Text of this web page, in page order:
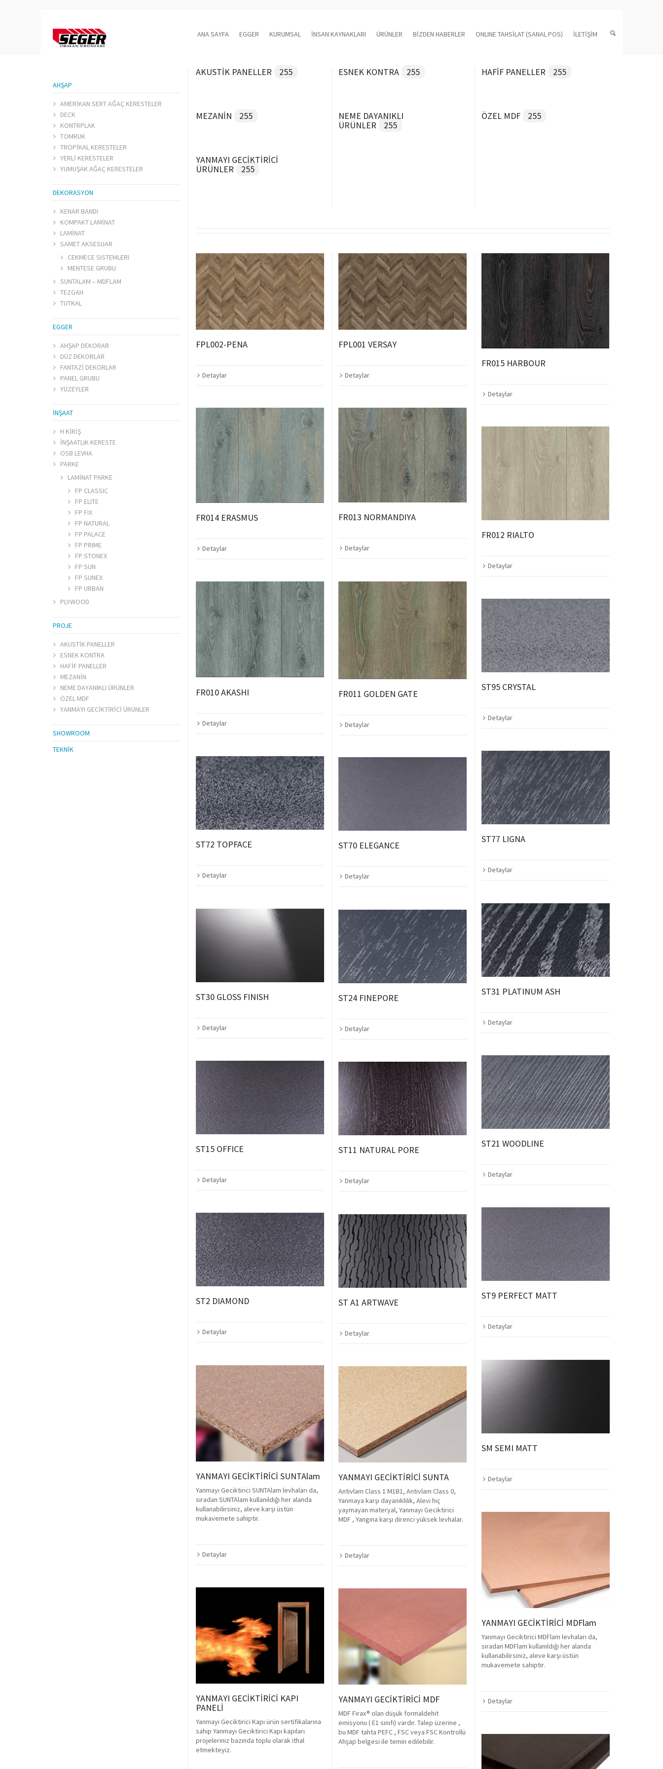
ANA SAYFA EGGER KURUMSAL İNSAN KAYNAKLARI ÜRÜNLER BİZDEN HABERLER ONLINE TAHSİLAT (SANAL POS) İLETİŞİM
AHŞAP
AMERİKAN SERT AĞAÇ KERESTELER
DECK
KONTRPLAK
TOMRUK
TROPİKAL KERESTELER
YERLİ KERESTELER
YUMUŞAK AĞAÇ KERESTELER
DEKORASYON
KENAR BANDI
KOMPAKT LAMİNAT
LAMİNAT
SAMET AKSESUAR
CEKMECE SISTEMLERI
MENTESE GRUBU
SUNTALAM – MDFLAM
TEZGAH
TUTKAL
EGGER
AHŞAP DEKORAR
DÜZ DEKORLAR
FANTAZİ DEKORLAR
PANEL GRUBU
YÜZEYLER
İNŞAAT
H KİRİŞ
İNŞAATLIK KERESTE
OSB LEVHA
PARKE
LAMİNAT PARKE
FP CLASSIC
FP ELITE
FP FIX
FP NATURAL
FP PALACE
FP PRIME
FP STONEX
FP SUN
FP SUNEX
FP URBAN
PLYWOOD
PROJE
AKUSTİK PANELLER
ESNEK KONTRA
HAFİF PANELLER
MEZANİN
NEME DAYANIKLI ÜRÜNLER
ÖZEL MDF
YANMAYI GECİKTİRİCİ ÜRÜNLER
SHOWROOM
TEKNİK
AKUSTİK PANELLER 255 ESNEK KONTRA 255 HAFİF PANELLER 255
MEZANİN 255
NEME DAYANIKLI
ÜRÜNLER
255
ÖZEL MDF 255
YANMAYI GECİKTİRİCİ
ÜRÜNLER
255
FPL002-PENA
Detaylar
FPL001 VERSAY
Detaylar
FR015 HARBOUR
Detaylar
FR014 ERASMUS
Detaylar
FR013 NORMANDIYA
Detaylar
FR012 RIALTO
Detaylar
FR011 GOLDEN GATE
Detaylar
FR010 AKASHI
Detaylar
ST95 CRYSTAL
Detaylar
ST77 LIGNA
Detaylar
ST72 TOPFACE
Detaylar
ST70 ELEGANCE
Detaylar
ST31 PLATINUM ASH
Detaylar
ST30 GLOSS FINISH
Detaylar
ST24 FINEPORE
Detaylar
ST21 WOODLINE
Detaylar
ST15 OFFICE
Detaylar
ST11 NATURAL PORE
Detaylar
ST9 PERFECT MATT
Detaylar
ST2 DIAMOND
Detaylar
ST A1 ARTWAVE
Detaylar
SM SEMI MATT
Detaylar
YANMAYI GECİKTİRİCİ SUNTAlam
Yanmayı Geciktirici SUNTAlam levhaları da,
sıradan SUNTAlam kullanıldığı her alanda
kullanabilirsiniz, aleve karşı üstün
mukavemete sahiptir.
Detaylar
YANMAYI GECİKTİRİCİ SUNTA
Antivlam Class 1 M1B1, Antivlam Class 0,
Yanmaya karşı dayanıklılık, Alevi hiç
yaymayan materyal, Yanmayı Geciktirici
MDF , Yangına karşı direnci yüksek levhalar.
Detaylar
YANMAYI GECİKTİRİCİ MDFlam
Yanmayı Geciktirici MDFlam levhaları da,
sıradan MDFlam kullanıldığı her alanda
kullanabilirsiniz, aleve karşı üstün
mukavemete sahiptir.
Detaylar
YANMAYI GECİKTİRİCİ KAPI
PANELİ
Yanmayı Geciktirici Kapı ürün sertifikalarına
sahip Yanmayı Geciktirici Kapı kapıları
projeleriniz bazında toplu olarak ithal
etmekteyiz.
YANMAYI GECİKTİRİCİ MDF
MDF Firax® olan düşük formaldehit
emisyonu ( E1 sınıfı) vardır. Talep üzerine ,
bu MDF tahta PEFC , FSC veya FSC Kontrollü
Ahşap belgesi ile temin edilebilir.